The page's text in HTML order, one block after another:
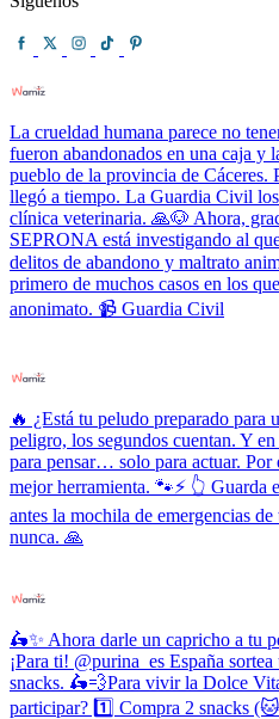
La crueldad humana parece no
fueron abandonados en una caja y
pueblo de la provincia de Cáceres.
llegó a tiempo. La Guardia Civil
clínica veterinaria. 🙏🐶 Ahora,
SEPRONA está investigando al
delitos de abandono y maltrato
primero de muchos casos en los
anonimato. 📹 Guardia Civil
🔥 ¿Está tu peludo preparado para
peligro, los segundos cuentan. Y
para pensar… solo para actuar. Por
mejor herramienta. 🐾⚡ 👆 Guarda
antes la mochila de emergencias
nunca. 🙏
🛵✨ Ahora darle un capricho a tu
¡Para ti! @purina_es España
snacks. 🛵💨Para vivir la Dolce
participar? 1️⃣ Compra 2 snacks